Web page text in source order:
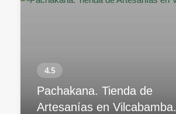
Pachakana. Tienda de
Artesanías en Vilcabamba.